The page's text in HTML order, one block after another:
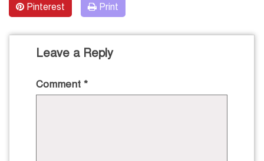
Pinterest Print
Leave a Reply
Comment *